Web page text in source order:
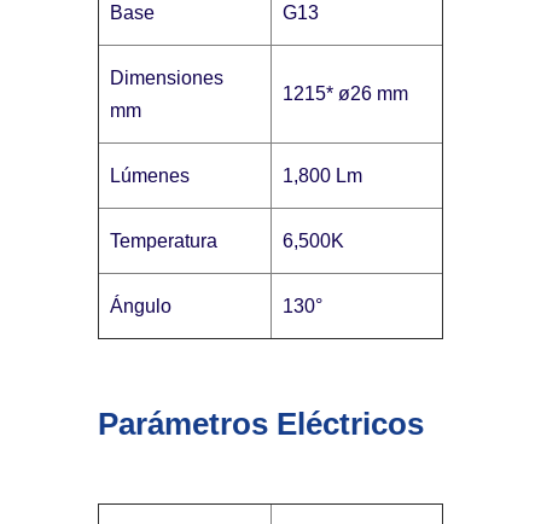
Base G13
Dimensiones
mm
1215* ø26 mm
Lúmenes 1,800 Lm
Temperatura 6,500K
Ángulo 130°
Parámetros Eléctricos